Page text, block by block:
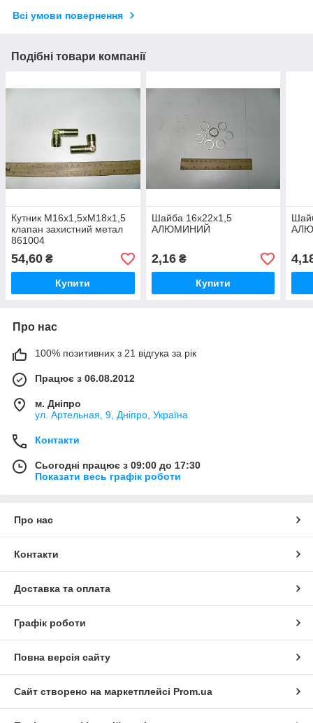
Всі умови повернення
Подібні товари компанії
Кутник М16х1,5хМ18х1,5
клапан захистний метал
861004
54,60 ₴
Купити
Шайба 16х22х1,5
АЛЮМИНИЙ
2,16₴
Купити
Про нас
100% позитивних з 21 відгука за рік
Працює з 06.08.2012
м. Дніпро
ул. Артельная, 9, Дніпро, Україна
Контакти
Сьогодні працює з 09:00 до 17:30
Показати весь графік роботи
Про нас
Контакти
Доставка та оплата
Графік роботи
Повна версія сайту
Сайт створено на маркетплейсі Prom.ua